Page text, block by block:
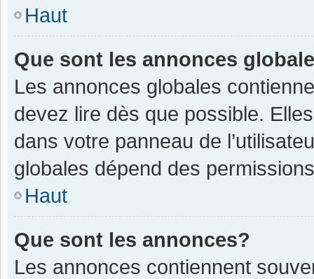
Haut
Que sont les annonces
Les annonces globales
devez lire dès que possible.
dans votre panneau de
globales dépend des
Haut
Que sont les annonces?
Les annonces contiennent